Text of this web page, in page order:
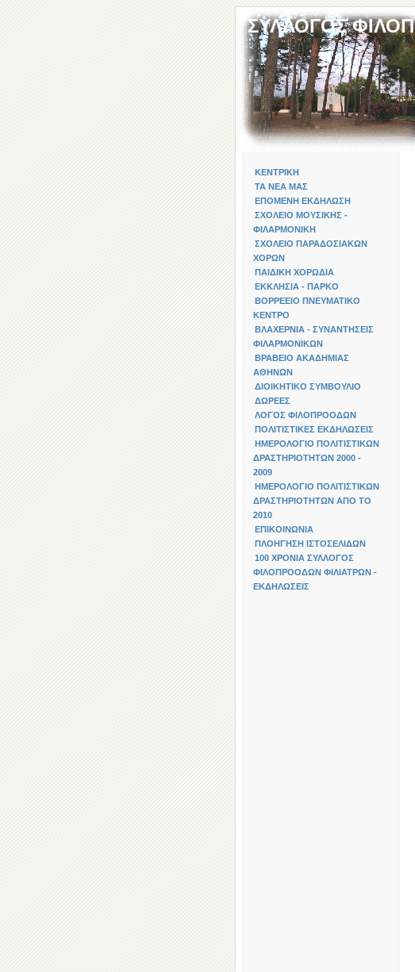
ΣΥΛΛΟΓΟΣ
ΚΕΝΤΡΙΚΗ
ΤΑ ΝΕΑ ΜΑΣ
ΕΠΟΜΕΝΗ ΕΚΔΗΛΩΣΗ
ΣΧΟΛΕΙΟ ΜΟΥΣΙΚΗΣ -
ΦΙΛΑΡΜΟΝΙΚΗ
ΣΧΟΛΕΙΟ ΠΑΡΑΔΟΣΙΑΚΩΝ
ΧΟΡΩΝ
ΠΑΙΔΙΚΗ ΧΟΡΩΔΙΑ
ΕΚΚΛΗΣΙΑ - ΠΑΡΚΟ
ΒΟΡΡΕΕΙΟ ΠΝΕΥΜΑΤΙΚΟ
ΚΕΝΤΡΟ
ΒΛΑΧΕΡΝΙΑ - ΣΥΝΑΝΤΗΣΕΙΣ
ΦΙΛΑΡΜΟΝΙΚΩΝ
ΒΡΑΒΕΙΟ ΑΚΑΔΗΜΙΑΣ
ΑΘΗΝΩΝ
ΔΙΟΙΚΗΤΙΚΟ ΣΥΜΒΟΥΛΙΟ
ΔΩΡΕΕΣ
ΛΟΓΟΣ ΦΙΛΟΠΡΟΟΔΩΝ
ΠΟΛΙΤΙΣΤΙΚΕΣ ΕΚΔΗΛΩΣΕΙΣ
ΗΜΕΡΟΛΟΓΙΟ ΠΟΛΙΤΙΣΤΙΚΩΝ
ΔΡΑΣΤΗΡΙΟΤΗΤΩΝ 2000 -
2009
ΗΜΕΡΟΛΟΓΙΟ ΠΟΛΙΤΙΣΤΙΚΩΝ
ΔΡΑΣΤΗΡΙΟΤΗΤΩΝ ΑΠΟ ΤΟ
2010
ΕΠΙΚΟΙΝΩΝΙΑ
ΠΛΟΗΓΗΣΗ ΙΣΤΟΣΕΛΙΔΩΝ
100 ΧΡΟΝΙΑ ΣΥΛΛΟΓΟΣ
ΦΙΛΟΠΡΟΟΔΩΝ ΦΙΛΙΑΤΡΩΝ -
ΕΚΔΗΛΩΣΕΙΣ